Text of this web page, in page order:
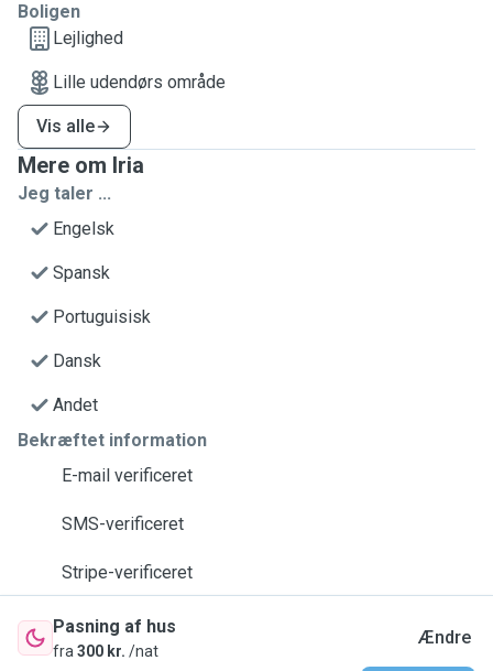
Boligen
Lejlighed
Lille udendørs område
Vis alle
Mere om Iria
Jeg taler ...
Engelsk
Spansk
Portuguisisk
Dansk
Andet
Bekræftet information
E-mail verificeret
SMS-verificeret
Stripe-verificeret
Pasning af hus
fra 300 kr. /nat
Ændre